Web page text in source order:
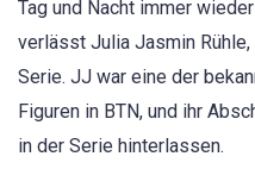
Tag und Nacht immer
verlässt Julia Jasmin
Serie. JJ war eine der
Figuren in BTN, und ihr
in der Serie hinterlassen.